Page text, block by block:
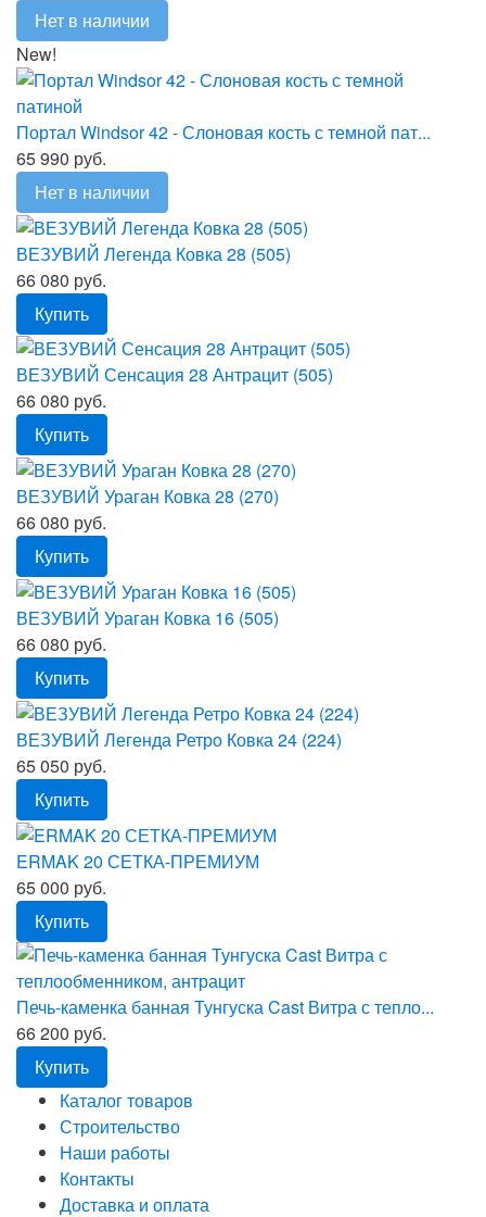
Нет в наличии
New!
Портал Windsor 42 - Слоновая кость с темной пат...
65 990 руб.
Нет в наличии
ВЕЗУВИЙ Легенда Ковка 28 (505)
66 080 руб.
Купить
ВЕЗУВИЙ Сенсация 28 Антрацит (505)
66 080 руб.
Купить
ВЕЗУВИЙ Ураган Ковка 28 (270)
66 080 руб.
Купить
ВЕЗУВИЙ Ураган Ковка 16 (505)
66 080 руб.
Купить
ВЕЗУВИЙ Легенда Ретро Ковка 24 (224)
65 050 руб.
Купить
ERMAK 20 СЕТКА-ПРЕМИУМ
65 000 руб.
Купить
Печь-каменка банная Тунгуска Cast Витра с тепло...
66 200 руб.
Купить
Каталог товаров
Строительство
Наши работы
Контакты
Доставка и оплата